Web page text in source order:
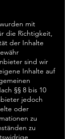
mit
die Richtigkeit,
der Inhalte
sind wir
Inhalte auf
§§ 8 bis 10
jedoch
oder
zu
zu